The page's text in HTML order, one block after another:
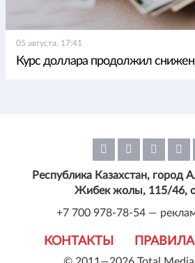
05 августа, 17:41
Курс доллара продолжил
КОНТАКТЫ ПРАВИЛА
Республика Казахстан, город
Жибек жолы, 115/46,
+7 700 978-78-54 —